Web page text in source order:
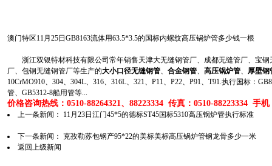
澳门特区11月25日GB8163流体用63.5*3.5的国标内螺纹高压锅炉管多少钱一根
浙江双银特材科技有限公司常年销售天津大无缝钢管厂、成都无缝管厂、宝钢
厂、包钢无缝钢管厂等生产的大小口径无缝钢管、 合金钢管、 高压锅炉管、
厚壁钢
10CrMO910、304、304L、316、316L、321、P11、P22、P91、T91.执行国标：
管、GB5312-8船用管等...
价格咨询热线：0510-88264321、88223334 传真：0510-88223334 手机
上一条新闻： 11月23日江门45*5的德标ST45国标5310高压锅炉管执行标准
下一条新闻： 克孜勒苏包钢产95*22的美标美标高压锅炉管钢龙骨多少一米
返回上级新闻